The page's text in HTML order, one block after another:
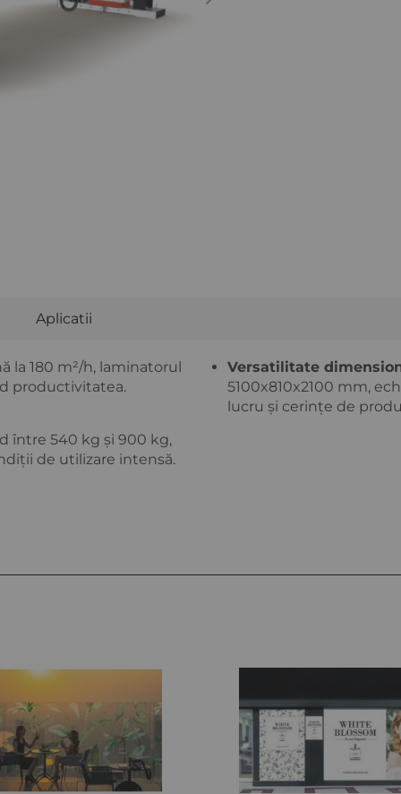
Aplicatii
la 180 m²/h, laminatorul
productivitatea.
Versatilitate
5100x810x2100 mm,
lucru și cerințe de
între 540 kg și 900 kg,
de utilizare intensă.